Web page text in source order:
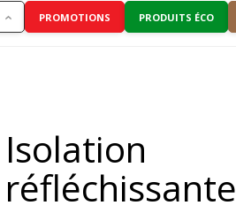
PROMOTIONS PRODUITS ÉCO
Isolation
réfléchissante